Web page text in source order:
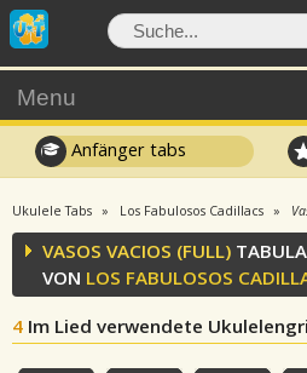
Menu
Anfänger tabs
Ukulele Tabs Los Fabulosos Cadillacs
VASOS VACIOS (FULL)
VON LOS FABULOSOS
4 Im Lied verwendete